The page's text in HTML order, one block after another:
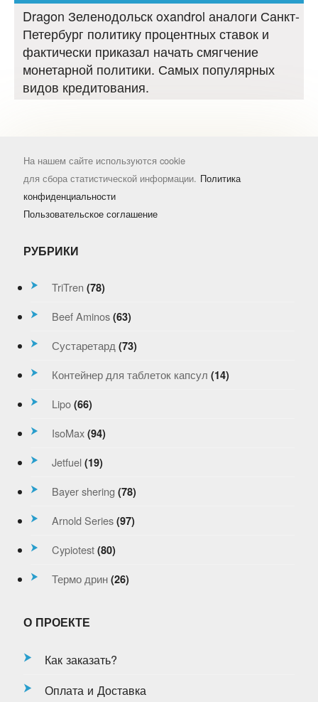
Dragon Зеленодольск oxandrol аналоги Санкт-
Петербург политику процентных ставок и
фактически приказал начать смягчение
монетарной политики. Самых популярных
видов кредитования.
На нашем сайте используются cookie
для сбора статистической информации. Политика
конфиденциальности
Пользовательское соглашение
РУБРИКИ
TriTren (78)
Beef Aminos (63)
Сустаретард (73)
Контейнер для таблеток капсул (14)
Lipo (66)
IsoMax (94)
Jetfuel (19)
Bayer shering (78)
Arnold Series (97)
Cypiotest (80)
Термо дрин (26)
О ПРОЕКТЕ
Как заказать?
Оплата и Доставка